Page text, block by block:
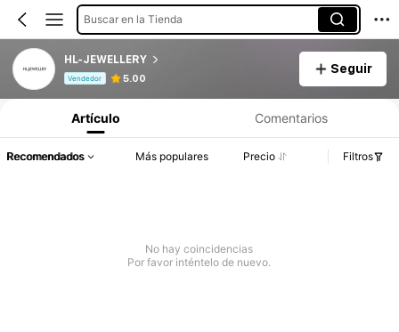
Buscar en la Tienda
HL-JEWELLERY
Vendedor 5.00
Seguir
Artículo Comentarios
Recomendados Más populares Precio Filtros
No hay coincidencias
Por favor inténtelo de nuevo.